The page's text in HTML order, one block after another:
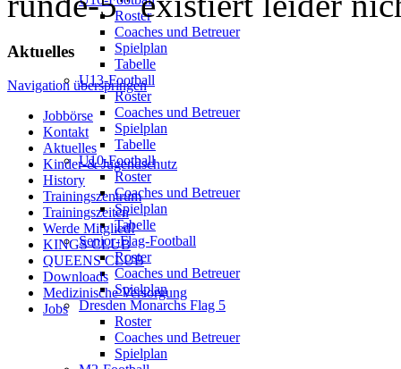
Roster
Coaches und Betreuer
Spielplan
Tabelle
U13-Football
Roster
Coaches und Betreuer
Spielplan
Tabelle
U10-Football
Roster
Coaches und Betreuer
Spielplan
Tabelle
Senior-Flag-Football
Roster
Coaches und Betreuer
Spielplan
Dresden Monarchs Flag 5
Roster
Coaches und Betreuer
Spielplan
Aktuelles
Navigation überspringen
Jobbörse
Kontakt
Aktuelles
Kinder-& Jugendschutz
History
Trainingszentrum
Trainingszeiten
Werde Mitglied!
KINGS CLUB
QUEENS CLUB
Downloads
Medizinische Versorgung
Jobs